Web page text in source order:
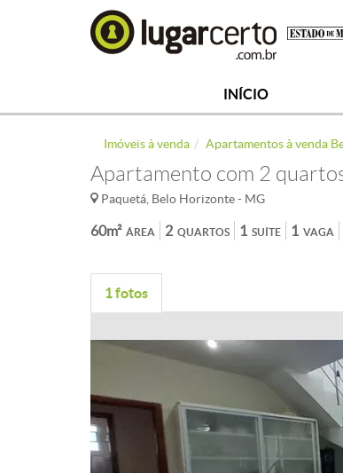
INÍCIO
Imóveis à venda Apartamentos à venda
Apartamento com 2
Paquetá, Belo Horizonte - MG
ÁREA
60m² QUARTOS
2 SUÍTE
1 VAGA
1
1 fotos